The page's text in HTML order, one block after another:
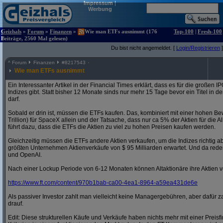
Impressum|
Werbung
Geizhals » Forum » Finanzen »
Wie man ETFs ausnimmt (176
Beiträge, 2560 Mal gelesen)
Top-100 | Fresh-100
Du bist nicht angemeldet. [ Login/Registrieren ]
^ Forum Finanzen #8217543
Wie man ETFs ausnimmt
Ein Interessanter Artikel in der Financial Times erklärt, dass es für die großen
Indizes gibt. Statt bisher 12 Monate sinds nur mehr 15 Tage bevor ein Titel in
darf.
Sobald er drin ist, müssen die ETFs kaufen. Das, kombiniert mit einer hohen
Trillion) für SpaceX allein und der Tatsache, dass nur ca 5% der Aktien für die
führt dazu, dass die ETFs die Aktien zu viel zu hohen Preisen kaufen werden.
Gleichzeitig müssen die ETFs andere Aktien verkaufen, um die Indizes richtig
größten Unternehmen Aktienverkäufe von $ 95 Milliarden erwartet. Und da
und OpenAI.
Nach einer Lockup Periode von 6-12 Monaten können Altaktionäre ihre Aktien
https://www.ft.com/content/970b1bab-ca00-4ea1-8964-a59ea431de6e
Als passiver Investor zahlt man vielleicht keine Managergebühren, aber dafür
drauf.
Edit: Diese strukturellen Käufe und Verkäufe haben nichts mehr mit einer